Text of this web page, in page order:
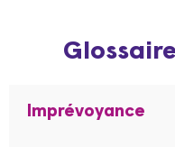
Imprévoyance